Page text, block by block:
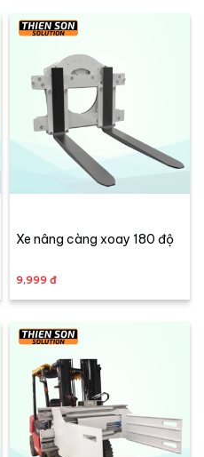
Xe nâng càng xoay 180 độ
9,999 đ